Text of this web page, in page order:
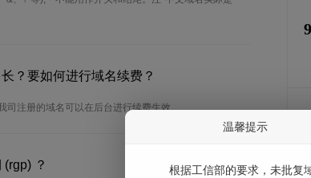
？要如何进行域名续费？
司注册的域名可以在后台进行续费生效。
？
温馨提示
根据工信部的要求，未批复